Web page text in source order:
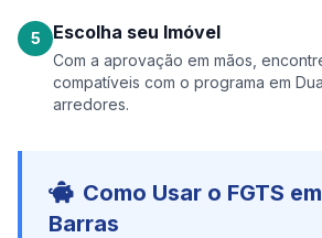
5 Escolha seu Imóvel
Com a aprovação em mãos,
compatíveis com o programa em
arredores.
Como Usar o FGTS
Barras